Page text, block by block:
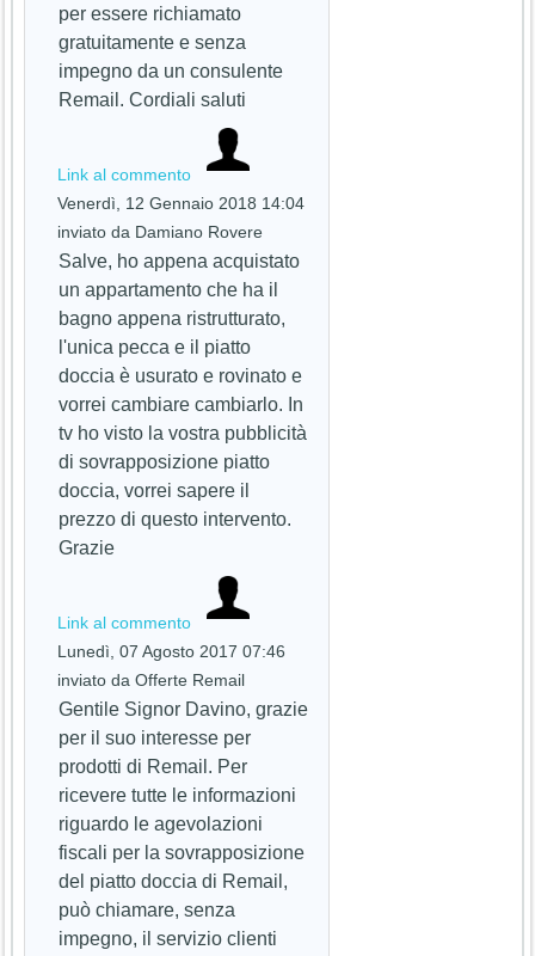
per essere richiamato
gratuitamente e senza
impegno da un consulente
Remail. Cordiali saluti
Link al commento
Venerdì, 12 Gennaio 2018 14:04
inviato da Damiano Rovere
Salve, ho appena acquistato
un appartamento che ha il
bagno appena ristrutturato,
l'unica pecca e il piatto
doccia è usurato e rovinato e
vorrei cambiare cambiarlo. In
tv ho visto la vostra pubblicità
di sovrapposizione piatto
doccia, vorrei sapere il
prezzo di questo intervento.
Grazie
Link al commento
Lunedì, 07 Agosto 2017 07:46
inviato da Offerte Remail
Gentile Signor Davino, grazie
per il suo interesse per
prodotti di Remail. Per
ricevere tutte le informazioni
riguardo le agevolazioni
fiscali per la sovrapposizione
del piatto doccia di Remail,
può chiamare, senza
impegno, il servizio clienti